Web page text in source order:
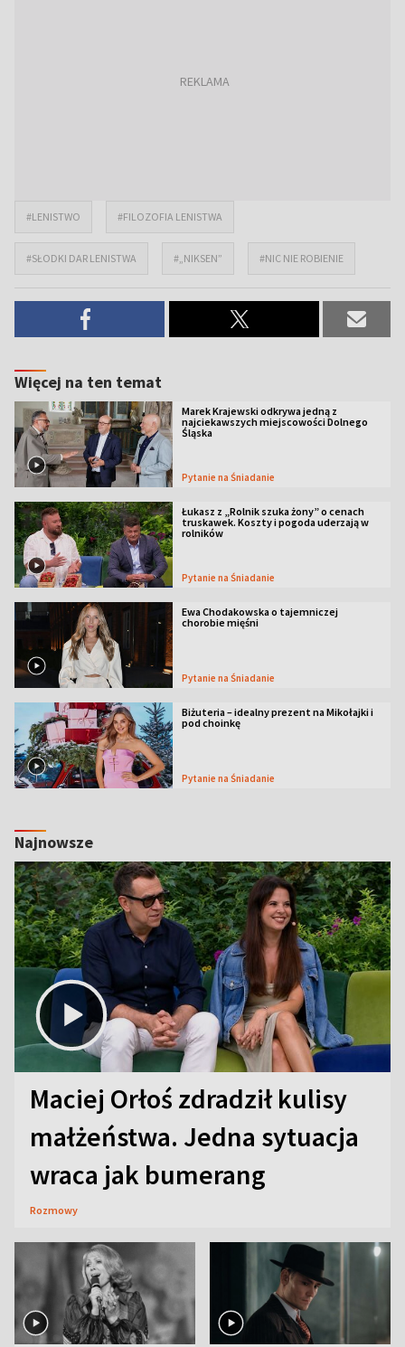
#LENISTWO #FILOZOFIA LENISTWA
#SŁODKI DAR LENISTWA #„NIKSEN” #NIC NIE ROBIENIE
Więcej na ten temat
Marek Krajewski odkrywa jedną z
najciekawszych miejscowości Dolnego
Śląska
Pytanie na Śniadanie
Łukasz z „Rolnik szuka żony” o cenach
truskawek. Koszty i pogoda uderzają w
rolników
Pytanie na Śniadanie
Ewa Chodakowska o tajemniczej
chorobie mięśni
Pytanie na Śniadanie
Biżuteria – idealny prezent na Mikołajki i
pod choinkę
Pytanie na Śniadanie
Najnowsze
Maciej Orłoś zdradził kulisy
małżeństwa. Jedna sytuacja
wraca jak bumerang
Rozmowy